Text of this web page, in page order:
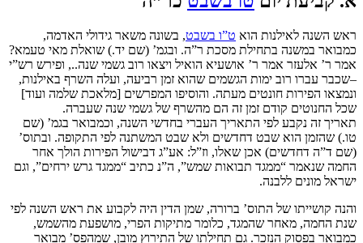
ראש השנה לאילנות הוא ט”ו בשבט, בשונה משאר גידולי האדמה,
כמבואר במשנה בתחילת מסכת ר”ה. ובגמ’ (שם יד.) שואלת מאי טעמא?
אמר ר’ אלעזר אמר ר’ אושעיא הואיל ויצאו רוב גשמי שנה.., ופירש רש”י
–שכבר עברו רוב ימות הגשמים שהוא זמן רביעה, ועלה השרף באילנות,
ונמצאו הפירות חונטים מעתה. והוסיפו המפרשים [מלאכת שלמה ועוד]
שכל החנוטים קודם זמן זה הם מהשרף של גשמי שנה שעברה.
תאריך זה נקבע לפי התאריך העברי בחדשי השנה, וכמבואר בגמ’ (שם
טו.) שהזמן הוא שבט דחדשים ולא שבט המשתנה לפי התקופה. ובתוס’
(שם ד”ה דחדשים) אכן שאלו, וז”ל: אע”ג דבישול הפירות הולך אחר
החמה שנאמר “ממגד תבואות שמש”, ה”נ כתיב “ממגד גרש ירחים”, וגם
ישראל מונים ללבנה.
והנה קושייתו של התוס’ ברורה, שמן הדין היה לקבוע את ראש השנה לפי
שנת החמה, מאחר שהמגד, כלומר מתיקות הפרי, מושפעת מהשמש,
כמבואר בפסוק הנזכר. גם תחילתו של התירוץ מובן, שמהפס’ מבואר